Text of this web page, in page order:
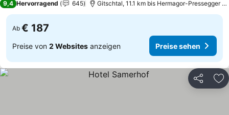
9,4 Hervorragend 645 Gitschtal, 11.1 km bis Hermagor-Pressegger
Ab € 187
Preise von 2 Websites anzeigen Preise sehen
Teilen